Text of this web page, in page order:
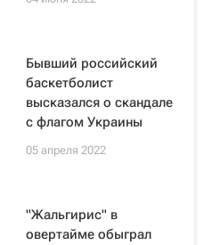
Бывший российский
баскетболист
высказался о скандале
с флагом Украины
05 апреля 2022
"Жальгирис" в
овертайме обыграл